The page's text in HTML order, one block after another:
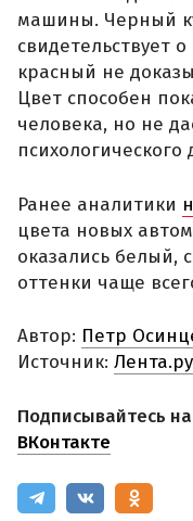
машины. Черный
свидетельствует
красный не
Цвет способен
человека, но не
психологического
Ранее аналитики
цвета новых
оказались
оттенки чаще
Автор: Петр
Источник: Лента.ру
Подписывайтесь
ВКонтакте